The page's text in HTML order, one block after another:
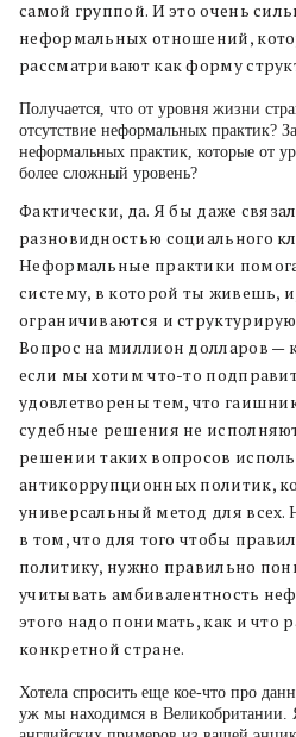
самой группой. И это очень
неформальных отношений,
рассматривают как форму
Получается, что от уровня жизни
отсутствие неформальных практик?
неформальных практик, которые от
более сложный уровень?
Фактически, да. Я бы даже
разновидностью социального
Неформальные практики
систему, в которой ты живешь,
ограничиваются и
Вопрос на миллион долларов —
если мы хотим что-то
удовлетворены тем, что
судебные решения не
решении таких вопросов
антикоррупционных политик,
универсальный метод для всех.
в том, что для того чтобы
политику, нужно правильно
учитывать амбивалентность
этого надо понимать, как и что
конкретной стране.
Хотела спросить еще кое-что про
уж мы находимся в Великобритании.